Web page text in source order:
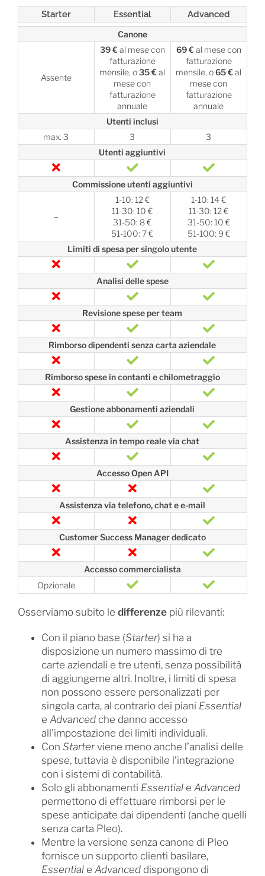
Starter Essential Advanced
Canone
Assente
39 €al mese con
fatturazione
mensile, o35 €al
mese con
fatturazione
annuale
69 €al mese con
fatturazione
mensile, o65 €al
mese con
fatturazione
annuale
Utenti inclusi
max. 3
3
3
Utenti aggiuntivi
Commissione utenti aggiuntivi
–
1-10: 12 €
11-30: 10 €
31-50: 8 €
51-100: 7 €
1-10: 14 €
11-30: 12 €
31-50: 10 €
51-100: 9 €
Limiti di spesa per singolo utente
Analisi delle spese
Revisione spese per team
Rimborso dipendenti senza carta aziendale
Rimborso spese in contanti e chilometraggio
Gestione abbonamenti aziendali
Assistenza in tempo reale via chat
Accesso Open API
Assistenza via telefono, chat e e-mail
Customer Success Manager dedicato
Accesso commercialista
Opzionale
Osserviamo subito le differenzepiù rilevanti:
Con il piano base (Starter) si ha a
disposizione un numero massimo di tre
carte aziendali e tre utenti, senza possibilità
di aggiungerne altri. Inoltre, i limiti di spesa
non possono essere personalizzati per
singola carta, al contrario dei piani Essential
e Advancedche danno accesso
all’impostazione dei limiti individuali.
Con Starterviene meno anche l’analisi delle
spese, tuttavia è disponibile l’integrazione
con i sistemi di contabilità.
Solo gli abbonamenti Essentiale Advanced
permettono di effettuare rimborsi per le
spese anticipate dai dipendenti (anche quelli
senza carta Pleo).
Mentre la versione senza canone di Pleo
fornisce un supporto clienti basilare,
Essentiale Advanceddispongono di